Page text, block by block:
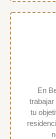
En
tu